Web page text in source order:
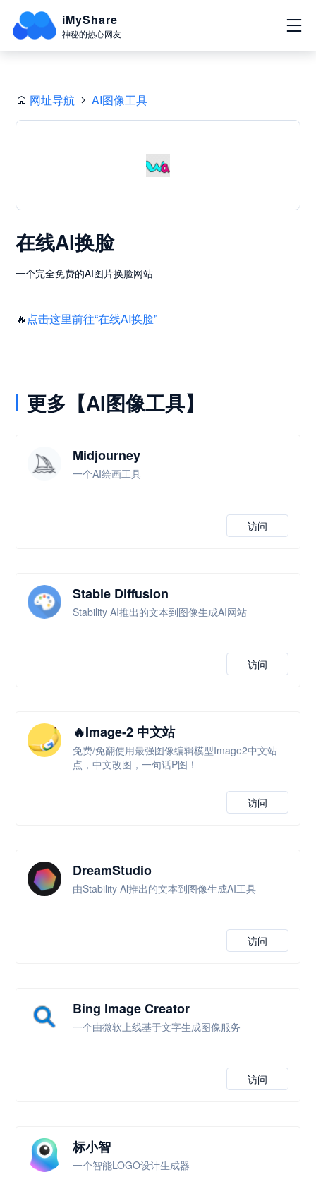
iMyShare
神秘的热心网友
网址导航 AI图像工具
在线AI换脸
一个完全免费的AI图片换脸网站
🔥 点击这里前往“在线AI换脸”
更多【AI图像工具】
Midjourney
一个AI绘画工具
访问
Stable Diffusion
Stability AI推出的文本到图像生成AI网站
访问
🔥Image-2 中文站
免费/免翻使用最强图像编辑模型Image2中文站
点，中文改图，一句话P图！
访问
DreamStudio
由Stability Al推出的文本到图像生成AI工具
访问
Bing lmage Creator
一个由微软上线基于文字生成图像服务
访问
标小智
一个智能LOGO设计生成器